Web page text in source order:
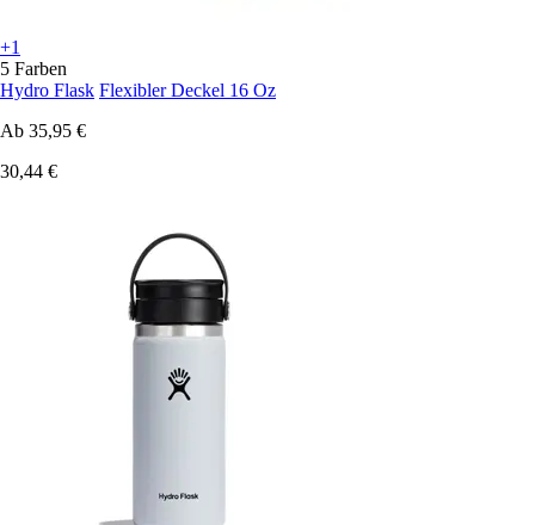
+1
5 Farben
Hydro Flask Flexibler Deckel 16 Oz
Ab 35,95 €
30,44 €